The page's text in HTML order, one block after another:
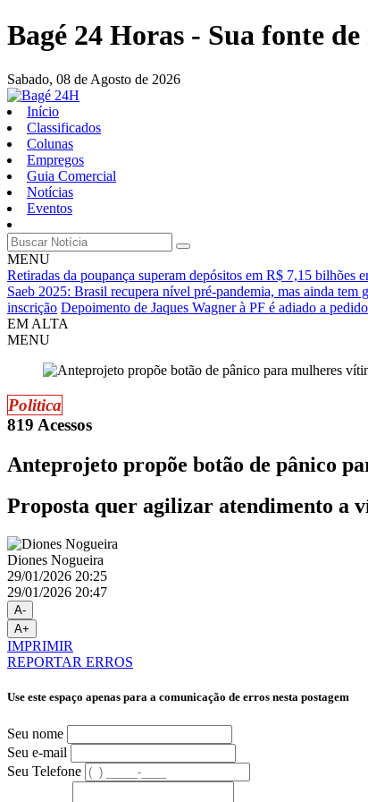
Bagé 24 Horas - Sua fonte
Sabado, 08 de Agosto de 2026
Início
Classificados
Colunas
Empregos
Guia Comercial
Notícias
Eventos
MENU
Retiradas da poupança superam depósitos em R$ 7,15 bilhões
Saeb 2025: Brasil recupera nível pré-pandemia, mas ainda tem
inscrição Depoimento de Jaques Wagner à PF é adiado a
EM ALTA
MENU
Politica
819 Acessos
Anteprojeto propõe botão de pânico
Proposta quer agilizar atendimento a
Diones Nogueira
29/01/2026 20:25
29/01/2026 20:47
A-
A+
IMPRIMIR
REPORTAR ERROS
Use este espaço apenas para a comunicação de erros nesta postagem
Seu nome
Seu e-mail
Seu Telefone